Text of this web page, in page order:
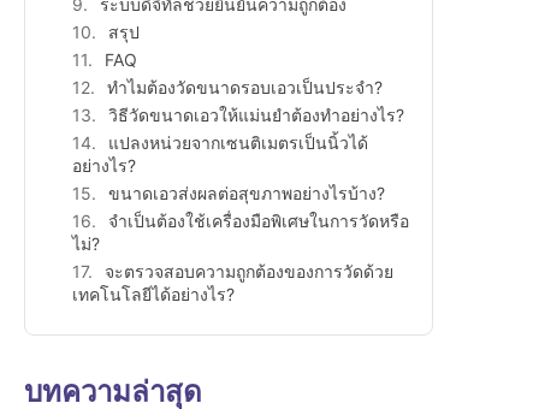
สรุป
FAQ
ทำไมต้องวัดขนาดรอบเอวเป็นประจำ?
วิธีวัดขนาดเอวให้แม่นยำต้องทำอย่างไร?
แปลงหน่วยจากเซนติเมตรเป็นนิ้วได้
อย่างไร?
ขนาดเอวส่งผลต่อสุขภาพอย่างไรบ้าง?
จำเป็นต้องใช้เครื่องมือพิเศษในการวัดหรือ
ไม่?
จะตรวจสอบความถูกต้องของการวัดด้วย
เทคโนโลยีได้อย่างไร?
บทความล่าสุด